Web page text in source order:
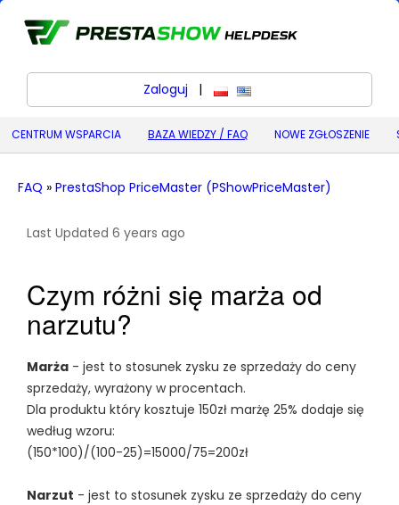
Zaloguj | polskiEnglish (United States)
CENTRUM WSPARCIA BAZA WIEDZY / FAQ NOWE ZGŁOSZENIE
FAQ » PrestaShop PriceMaster (PShowPriceMaster)
Last Updated 6 years ago
Czym różni się marża od
narzutu?
Marża - jest to stosunek zysku ze sprzedaży do ceny
sprzedaży, wyrażony w procentach.
Dla produktu który kosztuje 150zł marżę 25% dodaje się
według wzoru:
(150*100)/(100-25)=15000/75=200zł
Narzut - jest to stosunek zysku ze sprzedaży do ceny